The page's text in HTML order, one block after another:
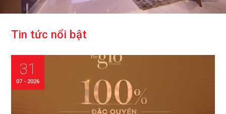
Tin tức nổi bật
31
07 - 2026